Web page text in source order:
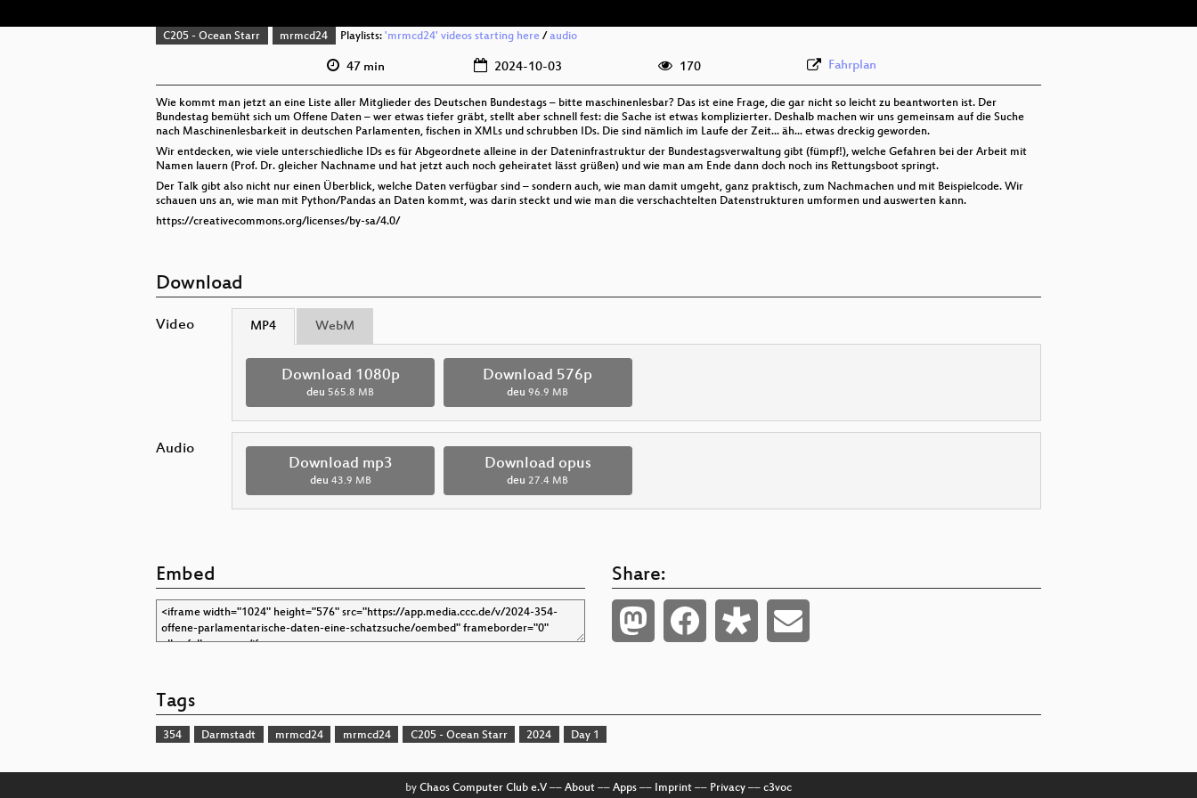
C205 - Ocean Starr mrmcd24 Playlists: 'mrmcd24' videos starting here/ audio
47 min 2024-10-03 170 Fahrplan
Wie kommt man jetzt an eine Liste aller Mitglieder des Deutschen Bundestags – bitte maschinenlesbar? Das ist eine Frage, die gar nicht so leicht zu beantworten ist. Der
Bundestag bemüht sich um Offene Daten – wer etwas tiefer gräbt, stellt aber schnell fest: die Sache ist etwas komplizierter. Deshalb machen wir uns gemeinsam auf die Suche
nach Maschinenlesbarkeit in deutschen Parlamenten, fischen in XMLs und schrubben IDs. Die sind nämlich im Laufe der Zeit... äh... etwas dreckig geworden.
Wir entdecken, wie viele unterschiedliche IDs es für Abgeordnete alleine in der Dateninfrastruktur der Bundestagsverwaltung gibt (fümpf!), welche Gefahren bei der Arbeit mit
Namen lauern (Prof. Dr. gleicher Nachname und hat jetzt auch noch geheiratet lässt grüßen) und wie man am Ende dann doch noch ins Rettungsboot springt.
Der Talk gibt also nicht nur einen Überblick, welche Daten verfügbar sind – sondern auch, wie man damit umgeht, ganz praktisch, zum Nachmachen und mit Beispielcode. Wir
schauen uns an, wie man mit Python/Pandas an Daten kommt, was darin steckt und wie man die verschachtelten Datenstrukturen umformen und auswerten kann.
https://creativecommons.org/licenses/by-sa/4.0/
Download
Video MP4 WebM
Download 1080p
deu 565.8 MB
Download 576p
deu 96.9 MB
Audio
Download mp3
deu 43.9 MB
Download opus
deu 27.4 MB
Embed Share:
Tags
354 Darmstadt mrmcd24 mrmcd24 C205 - Ocean Starr 2024 Day 1
by Chaos Computer Club e.V –– About –– Apps –– Imprint –– Privacy –– c3voc